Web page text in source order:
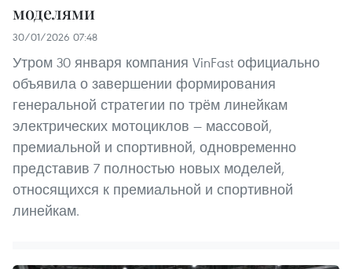
моделями
30/01/2026 07:48
Утром 30 января компания VinFast официально
объявила о завершении формирования
генеральной стратегии по трём линейкам
электрических мотоциклов — массовой,
премиальной и спортивной, одновременно
представив 7 полностью новых моделей,
относящихся к премиальной и спортивной
линейкам.